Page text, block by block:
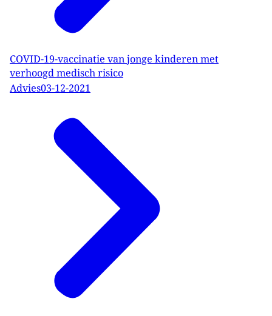
COVID-19-vaccinatie van jonge kinderen met
verhoogd medisch risico
Advies03-12-2021